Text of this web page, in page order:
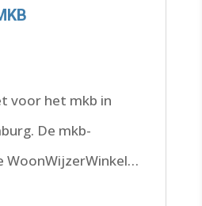
voor het mkb in
De mkb-
WoonWijzerWinkel
je klaar.